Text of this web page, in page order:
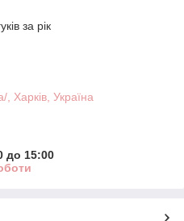
за рік
Харків, Україна
до 15:00